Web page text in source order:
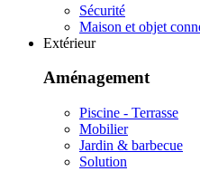
Sécurité
Maison et objet
Extérieur
Aménagement
Piscine - Terrasse
Mobilier
Jardin & barbecue
Solution